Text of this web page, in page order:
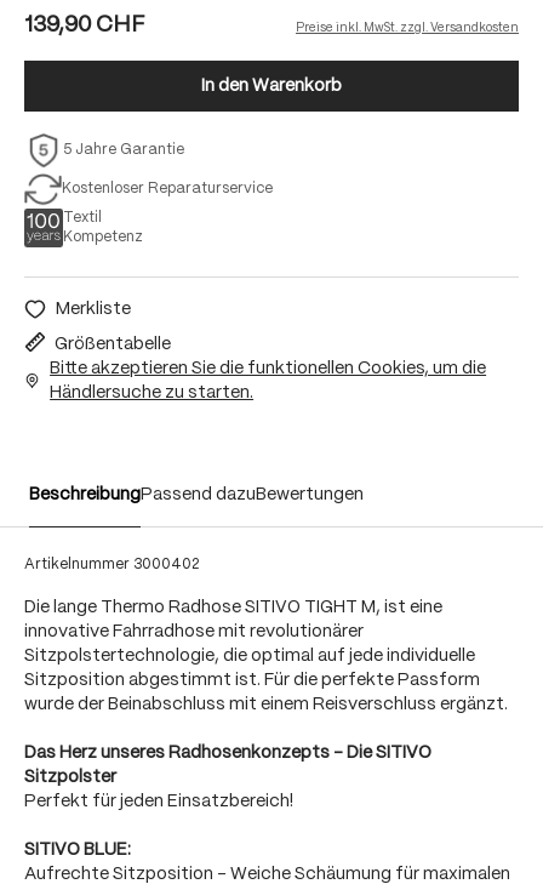
139,90 CHF Preise inkl. MwSt. zzgl. Versandkosten
In den Warenkorb
5 Jahre Garantie
Kostenloser Reparaturservice
Textil
Kompetenz
Merkliste
Größentabelle
Bitte akzeptieren Sie die funktionellen Cookies, um die
Händlersuche zu starten.
BeschreibungPassend dazu Bewertungen
Artikelnummer 3000402
Die lange Thermo Radhose SITIVO TIGHT M, ist eine
innovative Fahrradhose mit revolutionärer
Sitzpolstertechnologie, die optimal auf jede individuelle
Sitzposition abgestimmt ist. Für die perfekte Passform
wurde der Beinabschluss mit einem Reisverschluss ergänzt.
Das Herz unseres Radhosenkonzepts - Die SITIVO
Sitzpolster
Perfekt für jeden Einsatzbereich!
SITIVO BLUE:
Aufrechte Sitzposition - Weiche Schäumung für maximalen